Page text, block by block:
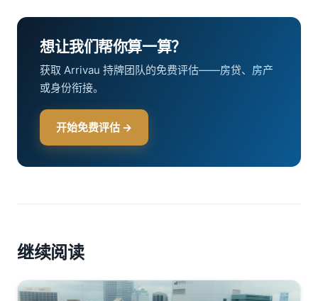
想让我们帮你算一算？
获取 Arrivau 持牌团队的免费评估——房贷、房产
或身份衔接。
开始免费评估 →
继续阅读